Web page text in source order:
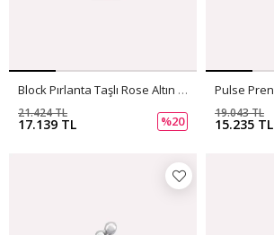
Block Pırlanta Taşlı Rose Altın Tek Küpe
17.139 TL
21.424 TL
%20 15.235 TL
19.043 TL